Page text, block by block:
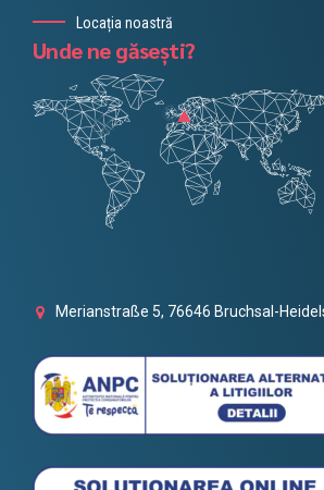
Locația noastră
Unde ne găsești?
Merianstraße 5, 76646 Bruchsal-